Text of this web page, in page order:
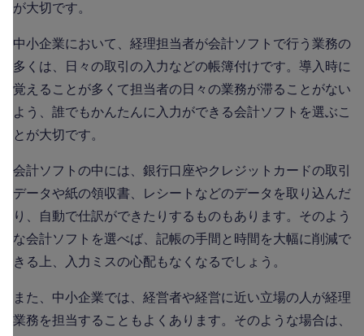
が大切です。
中小企業において、経理担当者が会計ソフトで行う業務の
多くは、日々の取引の入力などの帳簿付けです。導入時に
覚えることが多くて担当者の日々の業務が滞ることがない
よう、誰でもかんたんに入力ができる会計ソフトを選ぶこ
とが大切です。
会計ソフトの中には、銀行口座やクレジットカードの取引
データや紙の領収書、レシートなどのデータを取り込んだ
り、自動で仕訳ができたりするものもあります。そのよう
な会計ソフトを選べば、記帳の手間と時間を大幅に削減で
きる上、入力ミスの心配もなくなるでしょう。
また、中小企業では、経営者や経営に近い立場の人が経理
業務を担当することもよくあります。そのような場合は、